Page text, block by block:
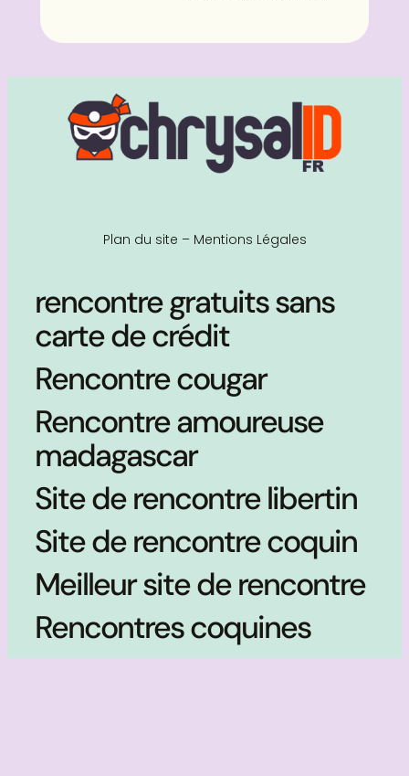
Plan du site – Mentions Légales
rencontre gratuits sans
carte de crédit
Rencontre cougar
Rencontre amoureuse
madagascar
Site de rencontre libertin
Site de rencontre coquin
Meilleur site de rencontre
Rencontres coquines